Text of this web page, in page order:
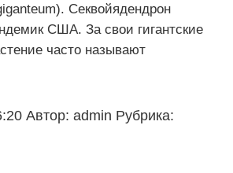
Секвойядендрон
США. За свои гигантские
часто называют
Автор: admin Рубрика: